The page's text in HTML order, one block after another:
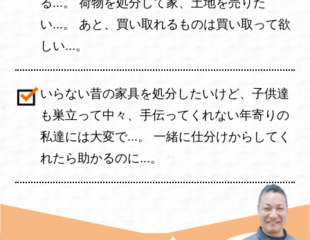
る...。 荷物を処分して家、土地を売りた
い...。 あと、買い取れるものは買い取って欲
しい...。
いらない昔の家具を処分したいけど、子供達
も巣立って中々、手伝ってくれない年寄りの
私達には大変で...。 一緒に仕分けからしてく
れたら助かるのに...。